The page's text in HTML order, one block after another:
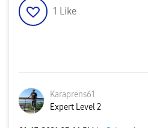
1 Like
Karaprens61
Expert Level 2